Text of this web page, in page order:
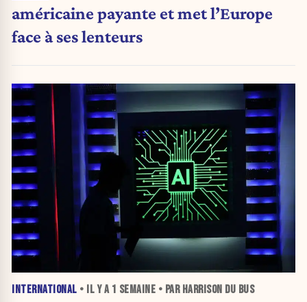
américaine payante et met l’Europe
face à ses lenteurs
INTERNATIONAL • IL Y A 1 SEMAINE • PAR HARRISON DU BUS